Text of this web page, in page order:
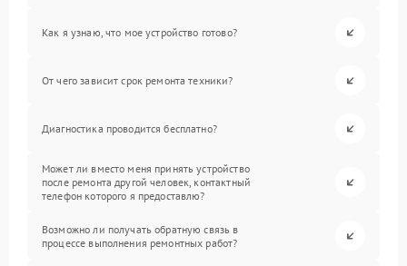
Как я узнаю, что мое устройство готово?
От чего зависит срок ремонта техники?
Диагностика проводится бесплатно?
Может ли вместо меня принять устройство
после ремонта другой человек, контактный
телефон которого я предоставлю?
Возможно ли получать обратную связь в
процессе выполнения ремонтных работ?